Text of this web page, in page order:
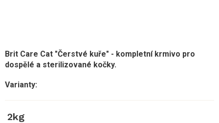
Brit Care Cat "Čerstvé kuře" - kompletní krmivo pro
dospělé a sterilizované kočky.
2kg